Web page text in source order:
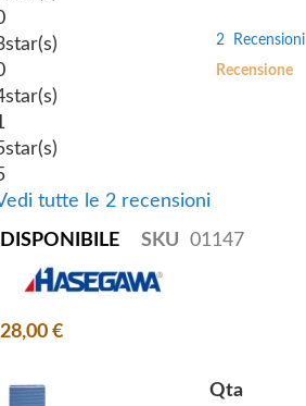
i
n
n
i
n
g
o
f
t
m
star(s)
star(s)
star(s)
tutte le 2 recensioni
2 Recensioni
Recensione
DISPONIBILE SKU 01147
28,00 €
Qta